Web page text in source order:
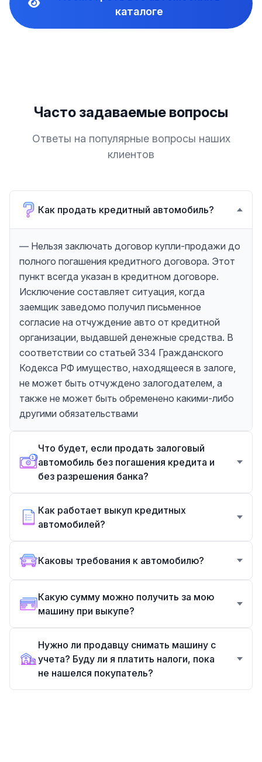
каталоге
Часто задаваемые вопросы
Ответы на популярные вопросы наших
клиентов
Как продать кредитный автомобиль?
— Нельзя заключать договор купли-продажи до
полного погашения кредитного договора. Этот
пункт всегда указан в кредитном договоре.
Исключение составляет ситуация, когда
заемщик заведомо получил письменное
согласие на отчуждение авто от кредитной
организации, выдавшей денежные средства. В
соответствии со статьей 334 Гражданского
Кодекса РФ имущество, находящееся в залоге,
не может быть отчуждено залогодателем, а
также не может быть обременено какими-либо
другими обязательствами
Что будет, если продать залоговый
автомобиль без погашения кредита и
без разрешения банка?
Как работает выкуп кредитных
автомобилей?
Каковы требования к автомобилю?
Какую сумму можно получить за мою
машину при выкупе?
Нужно ли продавцу снимать машину с
учета? Буду ли я платить налоги, пока
не нашелся покупатель?